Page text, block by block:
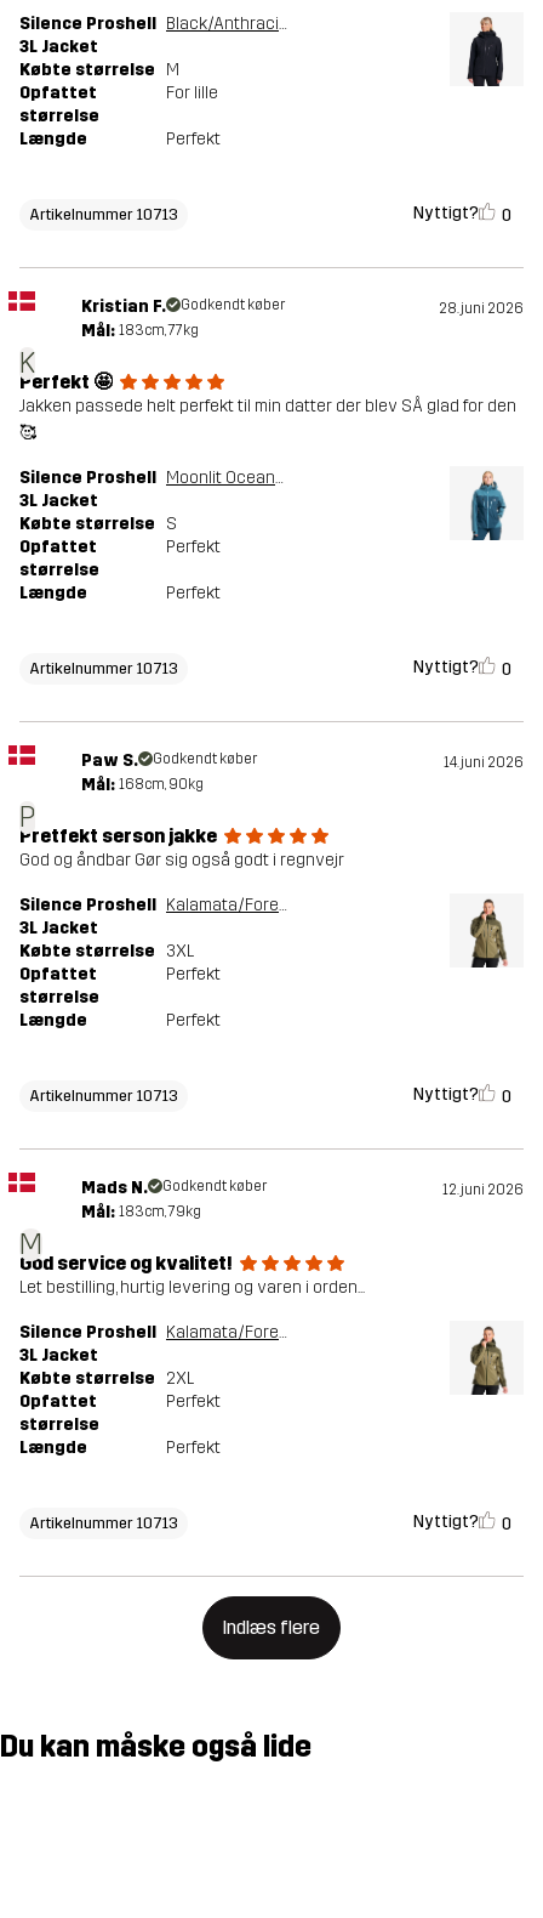
Silence Proshell
3L Jacket
Black/Anthracite
Købte størrelse
M
Opfattet
størrelse
For lille
Længde Perfekt
Artikelnummer 10713 Nyttigt? 0
K
Kristian F. Godkendt køber 28. juni 2026
Mål: 183cm, 77kg
Perfekt 🤩
Jakken passede helt perfekt til min datter der blev SÅ glad for den
🥰
Silence Proshell
3L Jacket
Moonlit Ocean/Blue Ashes
Købte størrelse
S
Opfattet
størrelse
Perfekt
Længde Perfekt
Artikelnummer 10713 Nyttigt? 0
P
Paw S. Godkendt køber 14. juni 2026
Mål: 168cm, 90kg
Pretfekt serson jakke
God og åndbar Gør sig også godt i regnvejr
Silence Proshell
3L Jacket
Kalamata/Forest Night
Købte størrelse
3XL
Opfattet
størrelse
Perfekt
Længde Perfekt
Artikelnummer 10713 Nyttigt? 0
M
Mads N. Godkendt køber 12. juni 2026
Mål: 183cm, 79kg
God service og kvalitet!
Let bestilling, hurtig levering og varen i orden...
Silence Proshell
3L Jacket
Kalamata/Forest Night
Købte størrelse
2XL
Opfattet
størrelse
Perfekt
Længde Perfekt
Artikelnummer 10713 Nyttigt? 0
Indlæs flere
Du kan måske også lide